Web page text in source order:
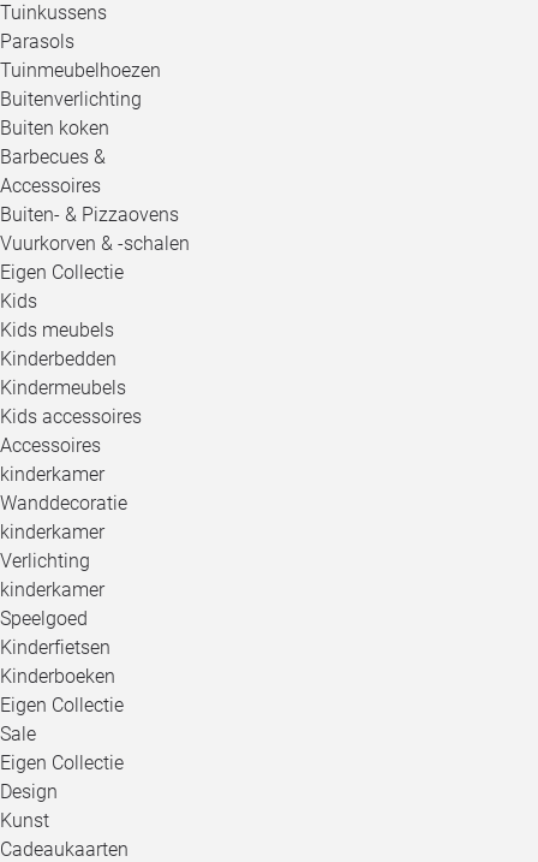
Tuinkussens
Parasols
Tuinmeubelhoezen
Buitenverlichting
Buiten koken
Barbecues &
Accessoires
Buiten- & Pizzaovens
Vuurkorven & -schalen
Eigen Collectie
Kids
Kids meubels
Kinderbedden
Kindermeubels
Kids accessoires
Accessoires
kinderkamer
Wanddecoratie
kinderkamer
Verlichting
kinderkamer
Speelgoed
Kinderfietsen
Kinderboeken
Eigen Collectie
Sale
Eigen Collectie
Design
Kunst
Cadeaukaarten